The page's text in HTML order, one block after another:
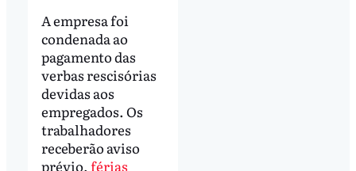
A empresa foi
condenada ao
pagamento das
verbas rescisórias
devidas aos
empregados. Os
trabalhadores
receberão aviso
prévio, férias